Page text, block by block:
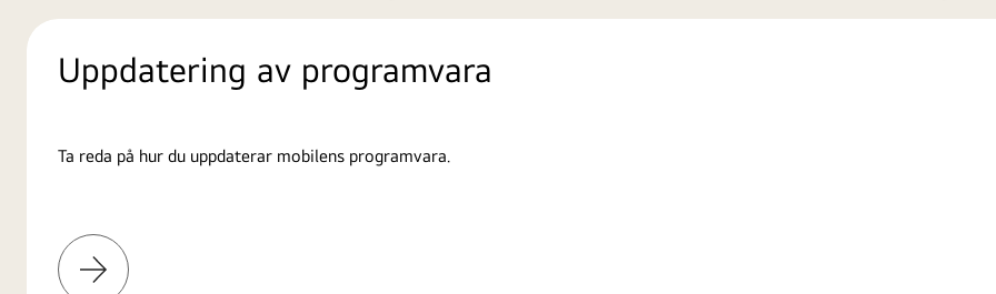
Uppdatering av programvara
Ta reda på hur du uppdaterar mobilens programvara.
Läs
mer